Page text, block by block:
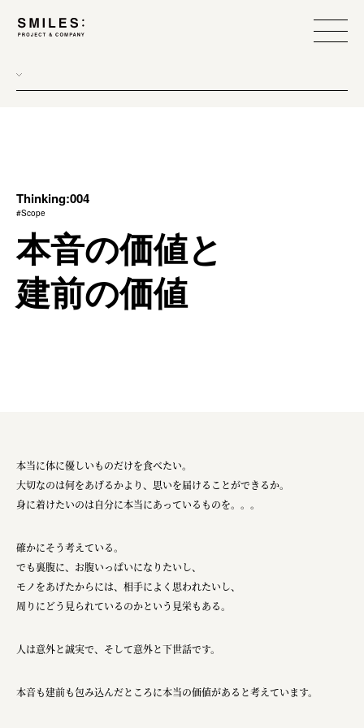
scope
process
team management
method
Thinking:004
#Scope
本音の価値と
建前の価値
本当に体に優しいものだけを食べたい。
大切なのは何をあげるかより、思いを届けることができるか。
身に着けたいのは自分に本当にあっているものを。。。
確かにそう考えている。
でも裏腹に、お腹いっぱいになりたいし、
モノをあげたからには、相手によく思われたいし、
周りにどう見られているのかという見栄もある。
人は意外と誠実で、そして意外と下世話です。
本音も建前も包み込んだところに本当の価値があると考えています。